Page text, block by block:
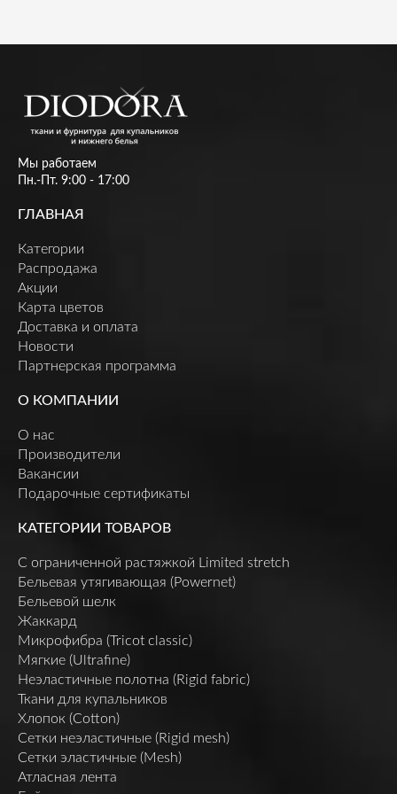
Мы работаем
Пн.-Пт. 9:00 - 17:00
ГЛАВНАЯ
Категории
Распродажа
Акции
Карта цветов
Доставка и оплата
Новости
Партнерская программа
О КОМПАНИИ
О нас
Производители
Вакансии
Подарочные сертификаты
КАТЕГОРИИ ТОВАРОВ
C ограниченной растяжкой Limited stretch
Бельевая утягивающая (Powernet)
Бельевой шелк
Жаккард
Микрофибра (Tricot classic)
Мягкие (Ultrafine)
Неэластичные полотна (Rigid fabric)
Ткани для купальников
Хлопок (Cotton)
Сетки неэластичные (Rigid mesh)
Сетки эластичные (Mesh)
Атласная лента